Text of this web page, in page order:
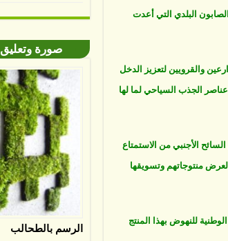
البلدي التي أعدت
والقرويين لتعزيز الدخل
الجذب السياحي لما لها
الأجنبي من الاستمتاع
لعرض منتوجاتهم وتسويقها
للنهوض بهذا المنتج
صورة وتعليق
الرسم بالطحالب